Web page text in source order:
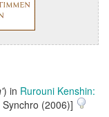
) in Rurouni Kenshin:
(2006)]